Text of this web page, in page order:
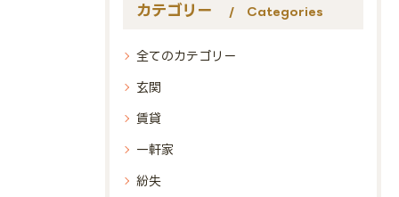
カテゴリー Categories
全てのカテゴリー
玄関
賃貸
一軒家
紛失